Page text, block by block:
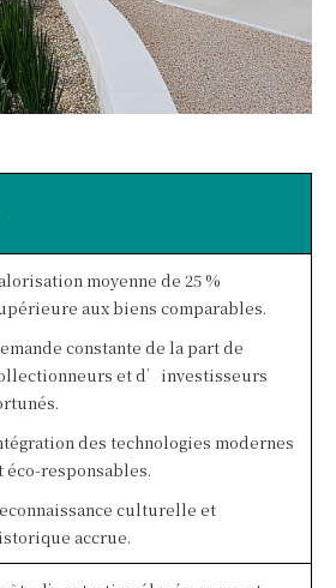
moyenne de 25 %
aux biens comparables.
constante de la part de
et d’investisseurs
des technologies modernes
éco-responsables.
culturelle et
accrue.